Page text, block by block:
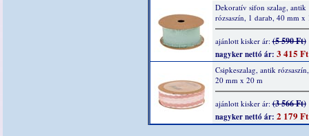
Dekoratív sifon szalag, antik
rózsaszín, 1 darab, 40 mm x
ajánlott kisker ár:(5 590 Ft)
nagyker nettó ár: 3 415 Ft
Csipkeszalag, antik
20 mm x 20 m
ajánlott kisker ár:(3 566 Ft)
nagyker nettó ár: 2 179 Ft